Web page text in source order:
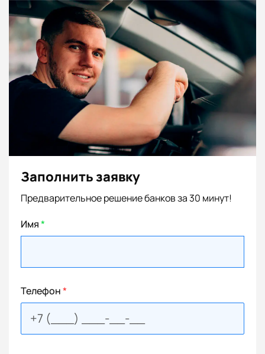
Заполнить заявку
Предварительное решение банков за 30 минут!
Имя*
Телефон*